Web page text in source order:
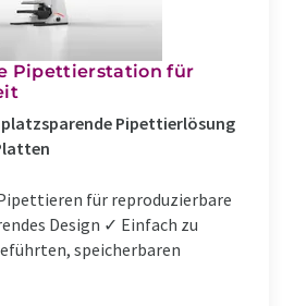
Pipettierstation für
Pipettierlösung
für reproduzierbare
Design ✓ Einfach zu
speicherbaren